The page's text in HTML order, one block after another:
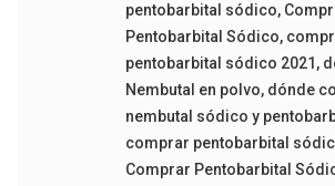
pentobarbital sódico,
Pentobarbital Sódico,
pentobarbital sódico 2021 ,
Nembutal en polvo, dónde
nembutal sódico y
comprar pentobarbital
Comprar Pentobarbital